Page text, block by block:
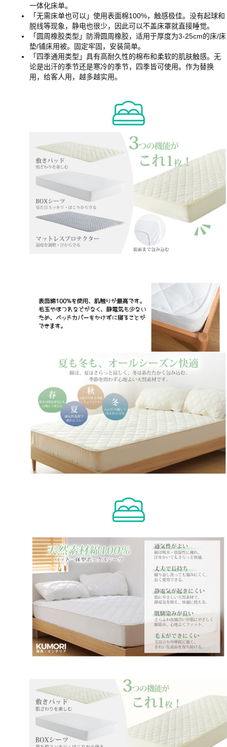
一体化床单。
「无需床单也可以」使用表面棉100%，触感极佳。没有起球和
脱线等现象，静电也很少，因此可以不盖床罩就直接睡觉。
「圆周橡胶类型」防滑圆周橡胶，适用于厚度为3-25cm的床/床
垫/铺床用被。固定牢固，安装简单。
「四季通用类型」具有高耐久性的棉布和柔软的肌肤触感。无
论是出汗的季节还是寒冷的季节，四季皆可使用。作为替换
用，给客人用，越多越实用。